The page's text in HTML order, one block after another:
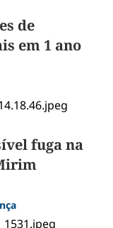
de
em 1 ano
fuga na